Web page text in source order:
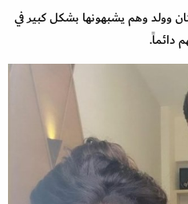
وولد وهم يشبهونها بشكل كبير في
دائماً.